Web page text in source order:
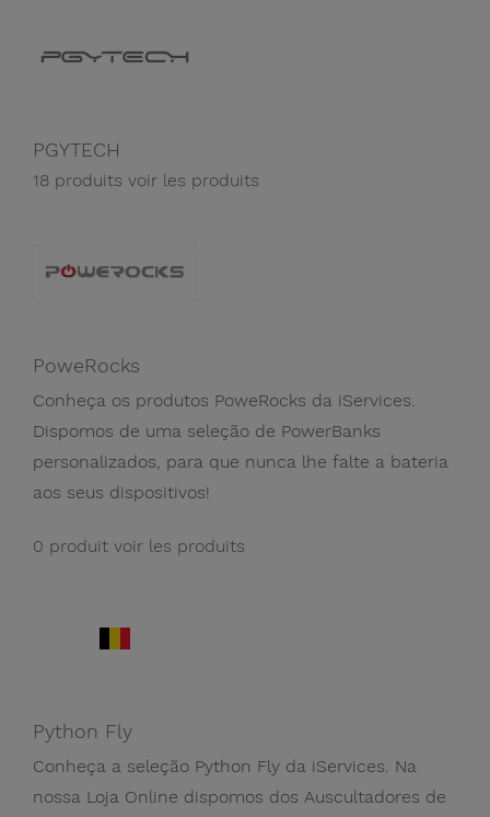
PGYTECH
18 produits voir les produits
PoweRocks
Conheça os produtos PoweRocks da iServices.
Dispomos de uma seleção de PowerBanks
personalizados, para que nunca lhe falte a bateria
aos seus dispositivos!
0 produit voir les produits
Python Fly
Conheça a seleção Python Fly da iServices. Na
nossa Loja Online dispomos dos Auscultadores de